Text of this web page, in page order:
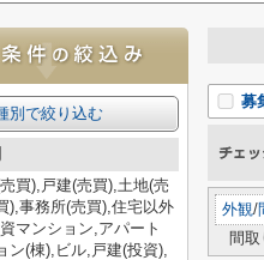
募
外観/
間
別で絞り込む
買),戸建(売買),土地(売
),事務所(売買),住宅以外
マンション,アパート
ン(棟),ビル,戸建(投資),